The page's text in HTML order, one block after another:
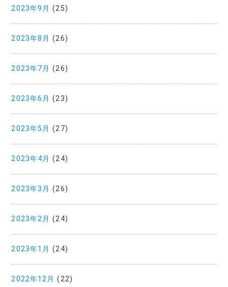
2023年9月 (25)
2023年8月 (26)
2023年7月 (26)
2023年6月 (23)
2023年5月 (27)
2023年4月 (24)
2023年3月 (26)
2023年2月 (24)
2023年1月 (24)
2022年12月 (22)